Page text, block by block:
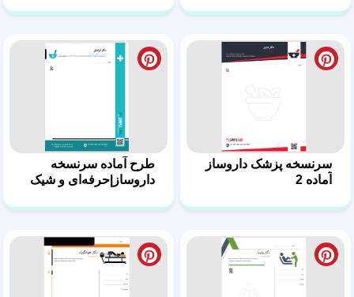
فیزیوتراپیست 5
فیزیوتراپیست 4